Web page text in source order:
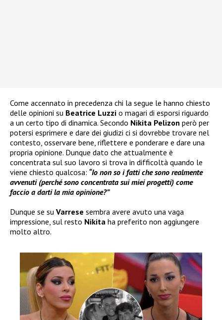
Come accennato in precedenza chi la segue le hanno chiesto
delle opinioni su Beatrice Luzzi o magari di esporsi riguardo
a un certo tipo di dinamica. Secondo Nikita Pelizon però per
potersi esprimere e dare dei giudizi ci si dovrebbe trovare nel
contesto, osservare bene, riflettere e ponderare e dare una
propria opinione. Dunque dato che attualmente è
concentrata sul suo lavoro si trova in difficoltà quando le
viene chiesto qualcosa: “Io non so i fatti che sono realmente
avvenuti (perché sono concentrata sui miei progetti) come
faccio a darti la mia opinione?”
Dunque se su Varrese sembra avere avuto una vaga
impressione, sul resto Nikita ha preferito non aggiungere
molto altro.